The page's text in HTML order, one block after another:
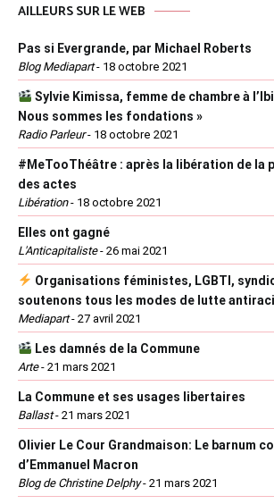
AILLEURS SUR LE WEB
Pas si Evergrande, par Michael Roberts
Blog Mediapart- 18 octobre 2021
Sylvie Kimissa, femme de chambre à
Nous sommes les fondations »
Radio Parleur- 18 octobre 2021
#MeTooThéâtre : après la libération de la
des actes
Libération- 18 octobre 2021
Elles ont gagné
L'Anticapitaliste- 26 mai 2021
Organisations féministes, LGBTI,
soutenons tous les modes de lutte
Mediapart- 27 avril 2021
Les damnés de la Commune
Arte- 21 mars 2021
La Commune et ses usages libertaires
Ballast- 21 mars 2021
Olivier Le Cour Grandmaison: Le barnum
d’Emmanuel Macron
Blog de Christine Delphy- 21 mars 2021